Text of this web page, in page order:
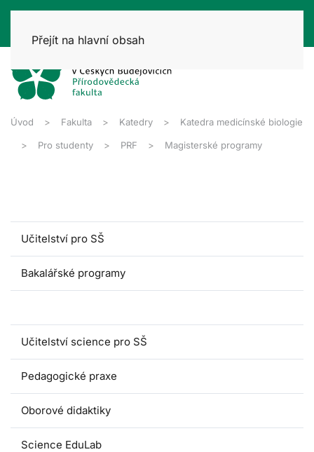
Přejít na hlavní obsah
Úvod Fakulta Katedry Katedra medicínské biologie
Pro studenty PRF Magisterské programy
Učitelství pro SŠ
Bakalářské programy
Učitelství science pro SŠ
Pedagogické praxe
Oborové didaktiky
Science EduLab